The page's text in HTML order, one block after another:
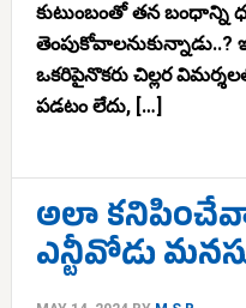
కుటుంబంతో తన బంధాన్ని
ఒకరిపైనొకరు చిల్లర
పడటం లేదు, […]
అలా
ఎన్టీవోడు